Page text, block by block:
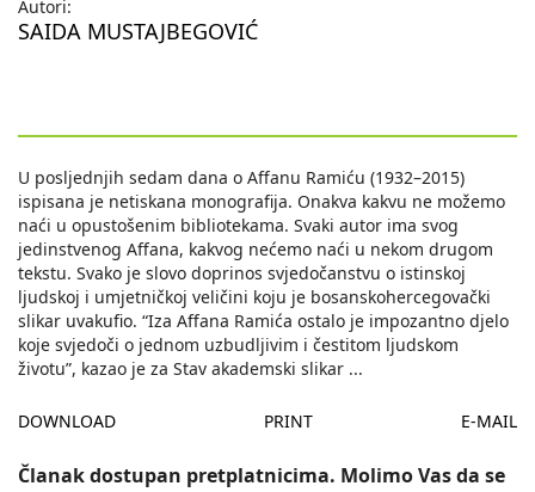
Autori:
SAIDA MUSTAJBEGOVIĆ
U posljednjih sedam dana o Affanu Ramiću (1932–2015)
ispisana je netiskana monografija. Onakva kakvu ne možemo
naći u opustošenim bibliotekama. Svaki autor ima svog
jedinstvenog Affana, kakvog nećemo naći u nekom drugom
tekstu. Svako je slovo doprinos svjedočanstvu o istinskoj
ljudskoj i umjetničkoj veličini koju je bosanskohercegovački
slikar uvakufio. “Iza Affana Ramića ostalo je impozantno djelo
koje svjedoči o jednom uzbudljivim i čestitom ljudskom
životu”, kazao je za Stav akademski slikar ...
DOWNLOAD PRINT E-MAIL
Članak dostupan pretplatnicima. Molimo Vas da se